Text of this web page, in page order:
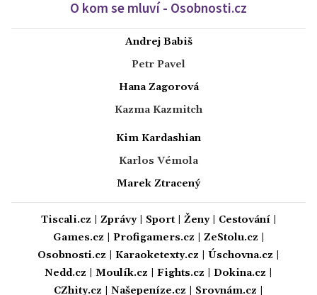
O kom se mluví - Osobnosti.cz
Andrej Babiš
Petr Pavel
Hana Zagorová
Kazma Kazmitch
Kim Kardashian
Karlos Vémola
Marek Ztracený
Tiscali.cz Zprávy| Sport| Ženy| Cestování|
Games.cz
Profigamers.cz ZeStolu.cz
Osobnosti.cz
Karaoketexty.cz Úschovna.cz
Nedd.cz
Moulík.cz Fights.cz Dokina.cz
CZhity.cz
Našepeníze.cz Srovnám.cz